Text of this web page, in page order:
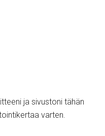
ja sivustoni tähän
varten.